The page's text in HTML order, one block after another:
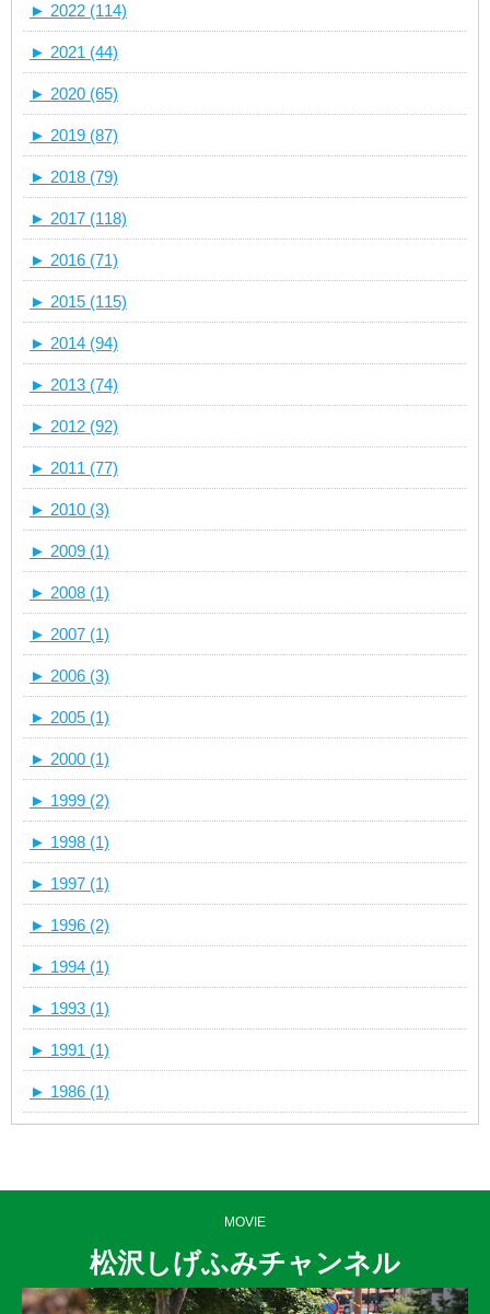
► 2022 (114)
► 2021 (44)
► 2020 (65)
► 2019 (87)
► 2018 (79)
► 2017 (118)
► 2016 (71)
► 2015 (115)
► 2014 (94)
► 2013 (74)
► 2012 (92)
► 2011 (77)
► 2010 (3)
► 2009 (1)
► 2008 (1)
► 2007 (1)
► 2006 (3)
► 2005 (1)
► 2000 (1)
► 1999 (2)
► 1998 (1)
► 1997 (1)
► 1996 (2)
► 1994 (1)
► 1993 (1)
► 1991 (1)
► 1986 (1)
MOVIE
松沢しげふみチャンネル